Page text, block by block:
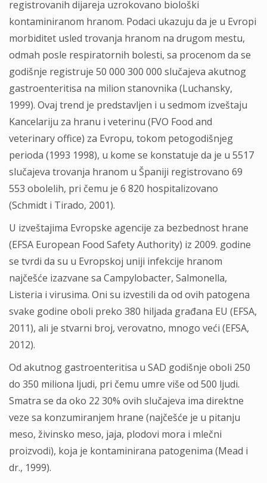
registrovanih dijareja uzrokovano biološki
kontaminiranom hranom. Podaci ukazuju da je u Evropi
morbiditet usled trovanja hranom na drugom mestu,
odmah posle respiratornih bolesti, sa procenom da se
godišnje registruje 50 000 300 000 slučajeva akutnog
gastroenteritisa na milion stanovnika (Luchansky,
1999). Ovaj trend je predstavljen i u sedmom izveštaju
Kancelariju za hranu i veterinu (FVO Food and
veterinary office) za Evropu, tokom petogodišnjeg
perioda (1993 1998), u kome se konstatuje da je u 5517
slučajeva trovanja hranom u Španiji registrovano 69
553 obolelih, pri čemu je 6 820 hospitalizovano
(Schmidt i Tirado, 2001).
U izveštajima Evropske agencije za bezbednost hrane
(EFSA European Food Safety Authority) iz 2009. godine
se tvrdi da su u Evropskoj uniji infekcije hranom
najčešće izazvane sa Campylobacter, Salmonella,
Listeria i virusima. Oni su izvestili da od ovih patogena
svake godine oboli preko 380 hiljada građana EU (EFSA,
2011), ali je stvarni broj, verovatno, mnogo veći (EFSA,
2012).
Od akutnog gastroenteritisa u SAD godišnje oboli 250
do 350 miliona ljudi, pri čemu umre više od 500 ljudi.
Smatra se da oko 22 30% ovih slučajeva ima direktne
veze sa konzumiranjem hrane (najčešće je u pitanju
meso, živinsko meso, jaja, plodovi mora i mlečni
proizvodi), koja je kontaminirana patogenima (Mead i
dr., 1999).